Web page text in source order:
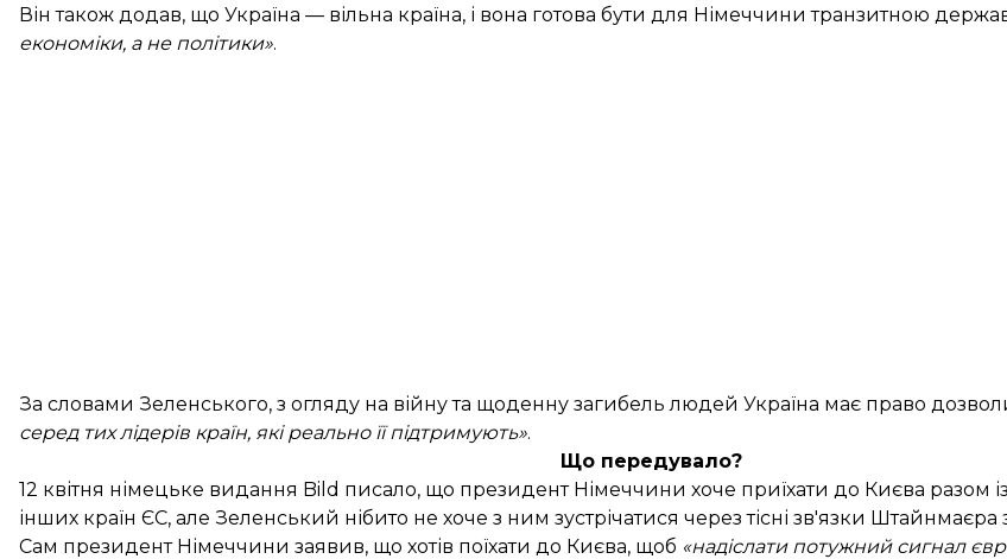
Він також додав, що Україна — вільна країна, і вона готова бути для Німеччини транзитною
економіки, а не політики».
За словами Зеленського, з огляду на війну та щоденну загибель людей Україна має право
серед тих лідерів країн, які реально її підтримують».
Що передувало?
12 квітня німецьке видання Bild писало, що президент Німеччини хоче приїхати до Києва разом
інших країн ЄС, але Зеленський нібито не хоче з ним зустрічатися через тісні зв'язки Штайнмаєра
Сам президент Німеччини заявив, що хотів поїхати до Києва, щоб «надіслати потужний сигнал